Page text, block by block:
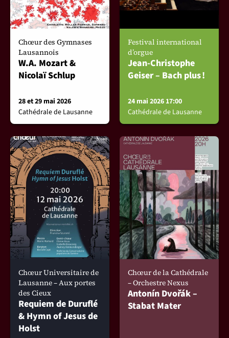
Chœur des Gymnases
Lausannois
W.A. Mozart &
Nicolaï Schlup
28 et 29 mai 2026
Cathédrale de Lausanne
Festival international
d’orgue
Jean-Christophe
Geiser – Bach plus !
24 mai 2026 17:00
Cathédrale de Lausanne
Chœur Universitaire de
Lausanne – Aux portes
des Cieux
Requiem de Duruflé
& Hymn of Jesus de
Holst
Chœur de la Cathédrale
– Orchestre Nexus
Antonín Dvořák –
Stabat Mater